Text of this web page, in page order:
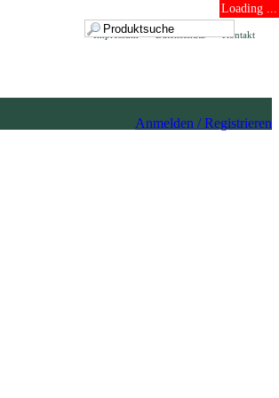
Loading ...
Kontakt
Datenschutz
Impressum
Anmelden / Registrieren